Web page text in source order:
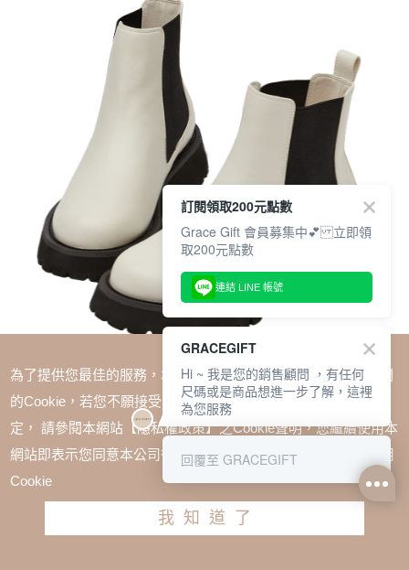
經典人氣圓頭厚底切爾西短靴 米白
TWD $1780
為了提供您最佳的服務，本網站會在您的電腦中放置並取用我們
的Cookie，若您不願接受Cookie時應如何變更電腦的Cookie設
定， 請參閱本網站【隱私權政策】之Cookie聲明，您繼續使用本
網站即表示您同意本公司得按本網站使用條款之Cookie聲明使用
Cookie
我知道了
訂閱領取200元點數
Grace Gift 會員募集中💕 立即領
取200元點數
連結 LINE 帳號
GRACEGIFT
Hi ~ 我是您的銷售顧問 ，有任何
尺碼或是商品想進一步了解，這裡
為您服務
回覆至 GRACEGIFT